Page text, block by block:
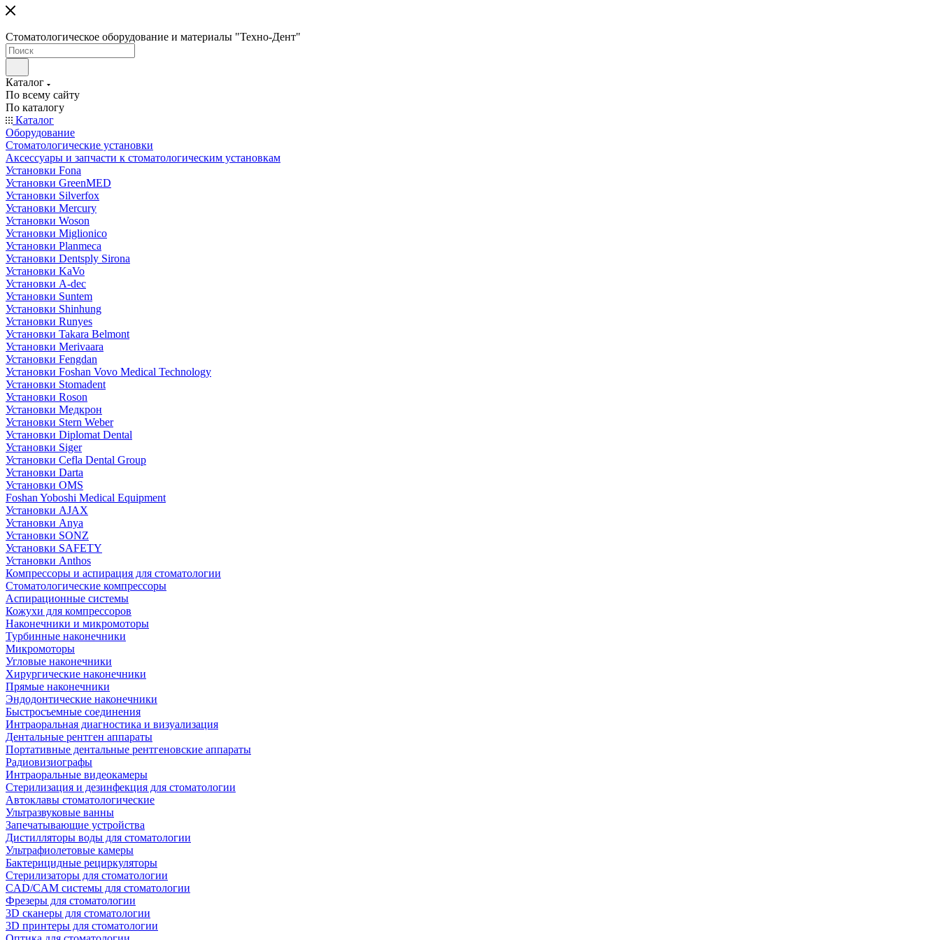
Стоматологическое оборудование и материалы "Техно-Дент"
Каталог
По всему сайту
По каталогу
Каталог
Оборудование
Стоматологические установки
Аксессуары и запчасти к стоматологическим установкам
Установки Fona
Установки GreenMED
Установки Silverfox
Установки Mercury
Установки Woson
Установки Miglionico
Установки Planmeca
Установки Dentsply Sirona
Установки KaVo
Установки A-dec
Установки Suntem
Установки Shinhung
Установки Runyes
Установки Takara Belmont
Установки Merivaara
Установки Fengdan
Установки Foshan Vovo Medical Technology
Установки Stomadent
Установки Roson
Установки Медкрон
Установки Stern Weber
Установки Diplomat Dental
Установки Siger
Установки Cefla Dental Group
Установки Darta
Установки OMS
Foshan Yoboshi Medical Equipment
Установки AJAX
Установки Anya
Установки SONZ
Установки SAFETY
Установки Anthos
Компрессоры и аспирация для стоматологии
Стоматологические компрессоры
Аспирационные системы
Кожухи для компрессоров
Наконечники и микромоторы
Турбинные наконечники
Микромоторы
Угловые наконечники
Хирургические наконечники
Прямые наконечники
Эндодонтические наконечники
Быстросъемные соединения
Интраоральная диагностика и визуализация
Дентальные рентген аппараты
Портативные дентальные рентгеновские аппараты
Радиовизиографы
Интраоральные видеокамеры
Стерилизация и дезинфекция для стоматологии
Автоклавы стоматологические
Ультразвуковые ванны
Запечатывающие устройства
Дистилляторы воды для стоматологии
Ультрафиолетовые камеры
Бактерицидные рециркуляторы
Стерилизаторы для стоматологии
CAD/CAM системы для стоматологии
Фрезеры для стоматологии
3D cканеры для стоматологии
3D принтеры для стоматологии